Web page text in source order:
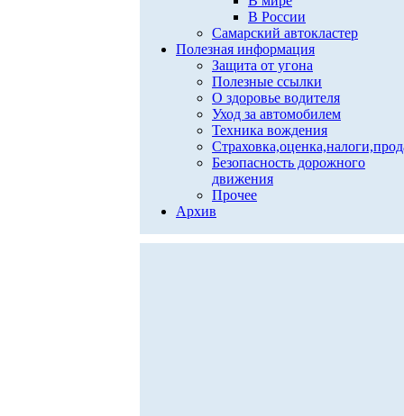
В России
Самарский автокластер
Полезная информация
Защита от угона
Полезные ссылки
О здоровье водителя
Уход за автомобилем
Техника вождения
Безопасность дорожного
движения
Прочее
Архив